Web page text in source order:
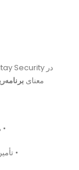
معنای
•